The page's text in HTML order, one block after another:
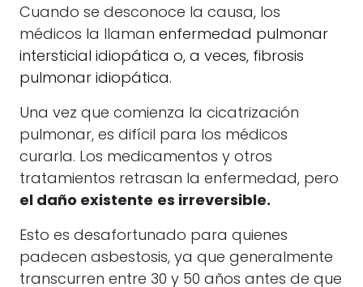
Cuando se desconoce la causa, los
médicos la llaman enfermedad pulmonar
intersticial idiopática o, a veces, fibrosis
pulmonar idiopática.
Una vez que comienza la cicatrización
pulmonar, es difícil para los médicos
curarla. Los medicamentos y otros
tratamientos retrasan la enfermedad, pero
el daño existente es irreversible.
Esto es desafortunado para quienes
padecen asbestosis, ya que generalmente
transcurren entre 30 y 50 años antes de que